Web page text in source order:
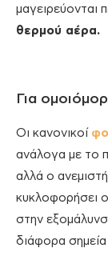
μαγειρεύονται
θερμού αέρα.
Για
Οι κανονικοί
ανάλογα με το
αλλά ο
κυκλοφορήσει
στην
διάφορα